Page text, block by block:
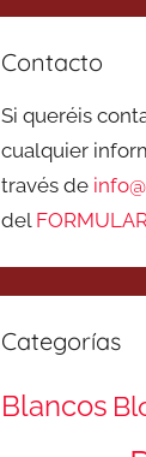
Contacto
Si queréis
cualquier
través de
del
Categorías
Blancos